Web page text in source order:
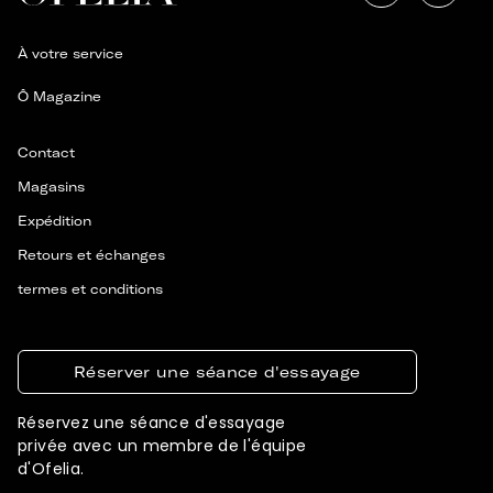
À votre service
Ô Magazine
Contact
Magasins
Expédition
Retours et échanges
termes et conditions
Réserver une séance d'essayage
Réservez une séance d'essayage
privée avec un membre de l'équipe
d'Ofelia.